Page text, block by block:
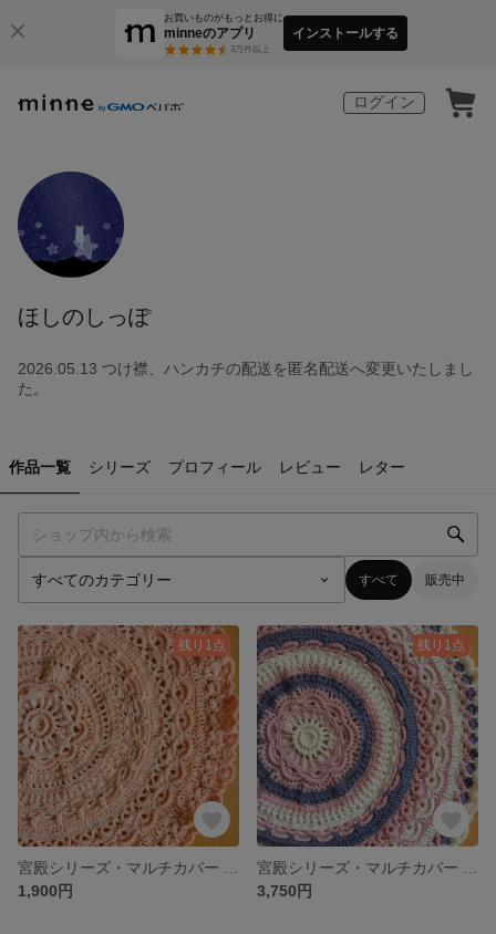
お買いものがもっとお得に
minneのアプリ
3万件以上
インストールする
ログイン
ほしのしっぽ
2026.05.13 つけ襟、ハンカチの配送を匿名配送へ変更いたしまし
た。
作品一覧 シリーズ プロフィール レビュー レター
すべて 販売中
残り1点
1,900円
残り1点
3,750円